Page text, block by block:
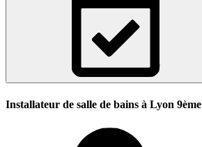
Installateur de salle de bains à Lyon 9ème